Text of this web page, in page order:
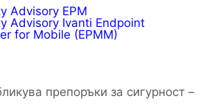
Advisory EPM
Advisory Ivanti Endpoint
for Mobile (EPMM)
препоръки за сигурност –